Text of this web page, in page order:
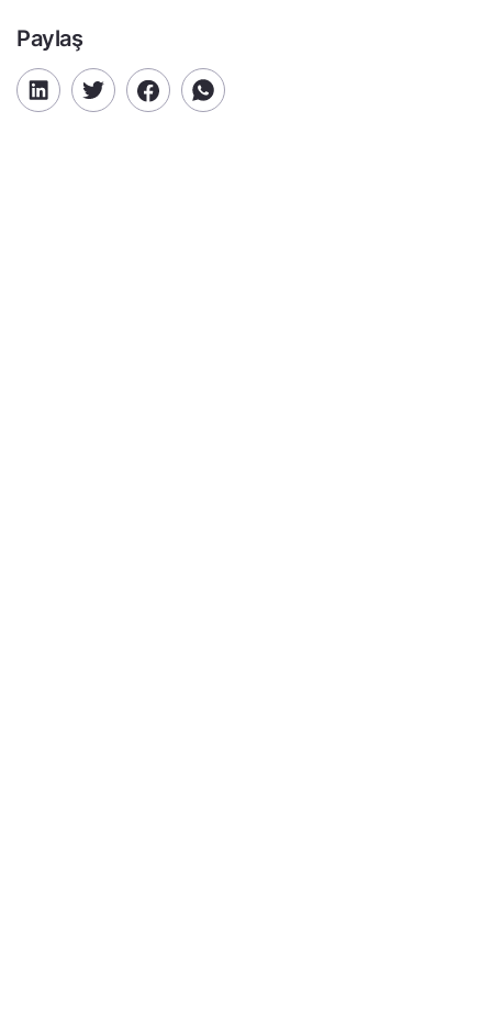
Paylaş